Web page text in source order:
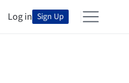
Log in Sign Up